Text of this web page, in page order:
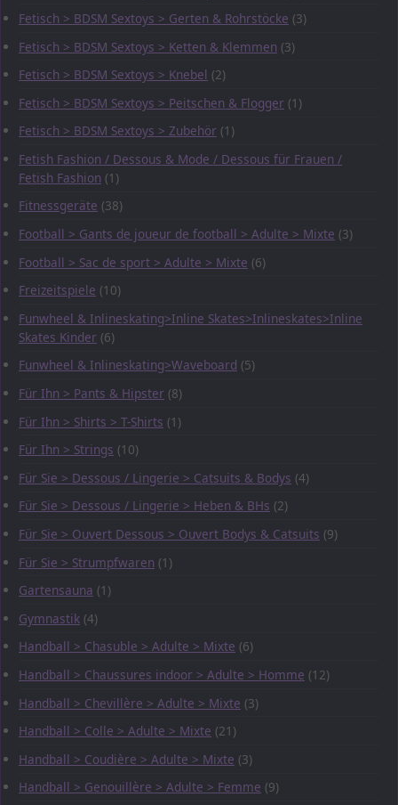
Fetisch > BDSM Sextoys > Gerten & Rohrstöcke (3)
Fetisch > BDSM Sextoys > Ketten & Klemmen (3)
Fetisch > BDSM Sextoys > Knebel (2)
Fetisch > BDSM Sextoys > Peitschen & Flogger (1)
Fetisch > BDSM Sextoys > Zubehör (1)
Fetish Fashion / Dessous & Mode / Dessous für Frauen /
Fetish Fashion (1)
Fitnessgeräte (38)
Football > Gants de joueur de football > Adulte > Mixte (3)
Football > Sac de sport > Adulte > Mixte (6)
Freizeitspiele (10)
Funwheel & Inlineskating>Inline Skates>Inlineskates>Inline
Skates Kinder (6)
Funwheel & Inlineskating>Waveboard (5)
Für Ihn > Pants & Hipster (8)
Für Ihn > Shirts > T-Shirts (1)
Für Ihn > Strings (10)
Für Sie > Dessous / Lingerie > Catsuits & Bodys (4)
Für Sie > Dessous / Lingerie > Heben & BHs (2)
Für Sie > Ouvert Dessous > Ouvert Bodys & Catsuits (9)
Für Sie > Strumpfwaren (1)
Gartensauna (1)
Gymnastik (4)
Handball > Chasuble > Adulte > Mixte (6)
Handball > Chaussures indoor > Adulte > Homme (12)
Handball > Chevillère > Adulte > Mixte (3)
Handball > Colle > Adulte > Mixte (21)
Handball > Coudière > Adulte > Mixte (3)
Handball > Genouillère > Adulte > Femme (9)